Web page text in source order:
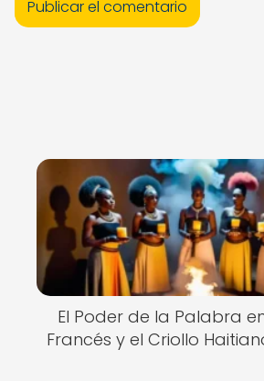
El Poder de la Palabra
Francés y el Criollo